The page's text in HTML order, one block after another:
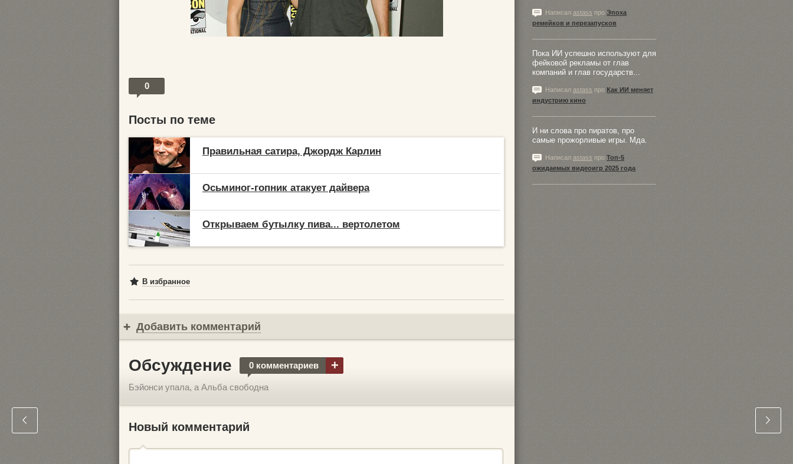
0
Посты по теме
Правильная сатира, Джордж Карлин
Осьминог-гопник атакует дайвера
Открываем бутылку пива... вертолетом
В избранное
Добавить комментарий
Обсуждение 0 комментариев +
Бэйонси упала, а Альба свободна
Новый комментарий
Написал astass про Эпоха
ремейков и перезапусков
Пока ИИ успешно используют для
фейковой рекламы от глав
компаний и глав государств...
Написал astass про Как ИИ меняет
индустрию кино
И ни слова про пиратов, про
самые прожорливые игры. Мда.
Написал astass про Топ-5
ожидаемых видеоигр 2025 года